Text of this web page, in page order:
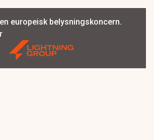
europeisk belysningskoncern.